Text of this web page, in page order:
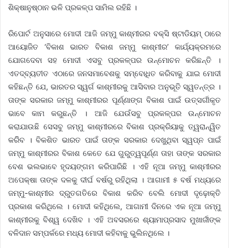
ଶିକ୍ଷାନୁଷ୍ଠାନ ଭଳି ପ୍ରକଳ୍ପ ସାମିଲ ରହିଛି ।
ରିପୋର୍ଟ ଅନୁସାରେ ମୋଦୀ ଆଜି ଜମ୍ମୁ କାଶ୍ମୀରର ବକ୍ସି ଷ୍ଟାଡିୟମ୍ ଠାରେ
ଆୟୋଜିତ ‘ବିକାଶ ଭାରତ ବିକାଶ ଜମ୍ମୁ କାଶ୍ମୀର’ କାର୍ଯ୍ୟକ୍ରମରେ
ଯୋଗଦେବା ସହ ମୋଦୀ ଏସବୁ ପ୍ରକଳ୍ପର ଉନ୍ମୋଚନ କରିଛନ୍ତି ।
ଏତଦ୍‌ବ୍ୟତୀତ ଏଠାରେ ଜନସମାବେଶକୁ ସମ୍ବୋଧିତ କରିବାକୁ ଯାଇ ମୋଦୀ
କହିଛନ୍ତି ଯେ, ଭାରତର ସ୍ୱର୍ଗ କାଶ୍ମୀରକୁ ଆସିବାର ଅନୁଭୂତି ସ୍ୱତନ୍ତ୍ର ।
ତାଙ୍କ ସରକାର ଜମ୍ମୁ କାଶ୍ମୀରର ପୂର୍ଣ୍ଣାଙ୍ଗ ବିକାଶ ପାଇଁ ଉତ୍ସର୍ଗୀକୃତ
ଭାବେ କାମ କରୁଛନ୍ତି । ଆଜି ଯେଉଁସବୁ ପ୍ରକଳ୍ପର ଉନ୍ମୋଚନ
କରାଯାଉଛି ସେସବୁ ଜମ୍ମୁ କାଶ୍ମୀରରେ ବିକାଶ ପ୍ରକ୍ରିୟାକୁ ତ୍ୱରାନ୍ୱିତ
କରିିବ । ବିକଶିତ ଭାରତ ପାଇଁ ତାଙ୍କ ସରକାର ଦେଖୁଥିବା ସ୍ୱପ୍ନ ପାଇଁ
ଜମ୍ମୁ କାଶ୍ମୀରର ବିକାଶ କେତେ ଯେ ଗୁରୁତ୍ୱପୂର୍ଣ୍ଣ ତାହା ତାଙ୍କ ସରକାର
ବେଶ ଭଲଭାବେ ହୃଦୟଙ୍ଗମ କରିପାରିଛି । ଏହି ନୂଆ ଜମ୍ମୁ କାଶ୍ମୀରର
ଅପେକ୍ଷା ତାଙ୍କ ଦଳକୁ ଦୀର୍ଘ ବର୍ଷରୁ ରହିଥିଲା । ଆଗାମୀ ୫ ବର୍ଷ ମଧ୍ୟରେ
ଜମ୍ମୁ-କାଶ୍ମୀର ଦ୍ରୁତଗତିରେ ବିକାଶ କରିବ ବେଲି ମୋଦୀ ଦୃଢ଼ୋକ୍ତି
ପ୍ରକାଶ କରିଥିଲେ । ମୋଦୀ କହିଥିଲେ, ଆଗାମୀ ଦିନରେ ଏକ ନୂଆ ଜମ୍ମୁ
କାଶ୍ମୀରକୁ ବିଶ୍ୱ ଦେଖିବ । ଏହି ଅବସରରେ ଶ୍ୟାମାପ୍ରସାଦ ମୁଖାର୍ଜୀଙ୍କ
ବଳିଦାନ ସମ୍ପର୍କରେ ମଧ୍ୟ ମୋଦୀ କହିବାକୁ ଭୁଲିନଥିଲେ ।